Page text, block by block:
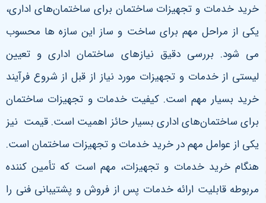
خرید خدمات و تجهیزات ساختمان برای ساختمان‌های اداری،
یکی از مراحل مهم برای ساخت و ساز این سازه ها محسوب
می شود. بررسی دقیق نیازهای ساختمان اداری و تعیین
لیستی از خدمات و تجهیزات مورد نیاز از قبل از شروع فرآیند
خرید بسیار مهم است. کیفیت خدمات و تجهیزات ساختمان
برای ساختمان‌های اداری بسیار حائز اهمیت است. قیمت نیز
یکی از عوامل مهم در خرید خدمات و تجهیزات ساختمان است.
هنگام خرید خدمات و تجهیزات، مهم است که تأمین کننده
مربوطه قابلیت ارائه خدمات پس از فروش و پشتیبانی فنی را